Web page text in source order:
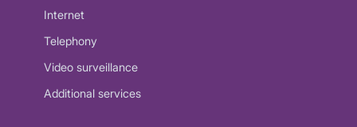
Internet
Telephony
Video surveillance
Additional services